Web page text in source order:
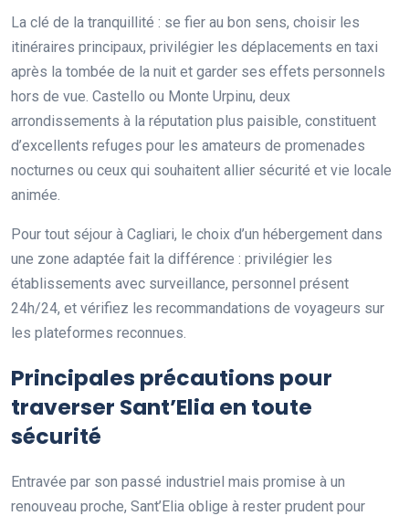
La clé de la tranquillité : se fier au bon sens, choisir les
itinéraires principaux, privilégier les déplacements en taxi
après la tombée de la nuit et garder ses effets personnels
hors de vue. Castello ou Monte Urpinu, deux
arrondissements à la réputation plus paisible, constituent
d’excellents refuges pour les amateurs de promenades
nocturnes ou ceux qui souhaitent allier sécurité et vie locale
animée.
Pour tout séjour à Cagliari, le choix d’un hébergement dans
une zone adaptée fait la différence : privilégier les
établissements avec surveillance, personnel présent
24h/24, et vérifiez les recommandations de voyageurs sur
les plateformes reconnues.
Principales précautions pour
traverser Sant’Elia en toute
sécurité
Entravée par son passé industriel mais promise à un
renouveau proche, Sant’Elia oblige à rester prudent pour